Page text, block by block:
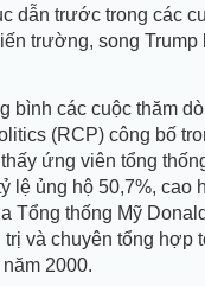
dẫn trước trong các
trường, song
bình các cuộc thăm
(RCP) công bố
ứng viên tổng
lệ ủng hộ 50,7%, cao
Tổng thống Mỹ
trị và chuyên tổng
2000.